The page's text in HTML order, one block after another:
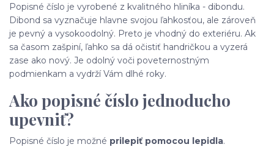
Popisné číslo je vyrobené z kvalitného hliníka - dibondu.
Dibond sa vyznačuje hlavne svojou ľahkosťou, ale zároveň
je pevný a vysokoodolný. Preto je vhodný do exteriéru. Ak
sa časom zašpiní, ľahko sa dá očistiť handričkou a vyzerá
zase ako nový. Je odolný voči poveternostným
podmienkam a vydrží Vám dlhé roky.
Ako popisné číslo jednoducho
upevniť?
Popisné číslo je možné prilepiť pomocou lepidla.